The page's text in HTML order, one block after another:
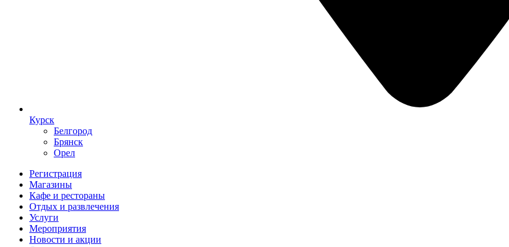
Курск
Белгород
Брянск
Орел
Регистрация
Магазины
Кафе и рестораны
Отдых и развлечения
Услуги
Мероприятия
Новости и акции